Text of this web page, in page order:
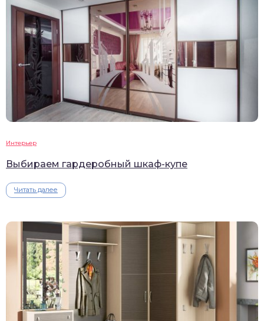
Интерьер
Выбираем гардеробный шкаф-купе
Читать далее